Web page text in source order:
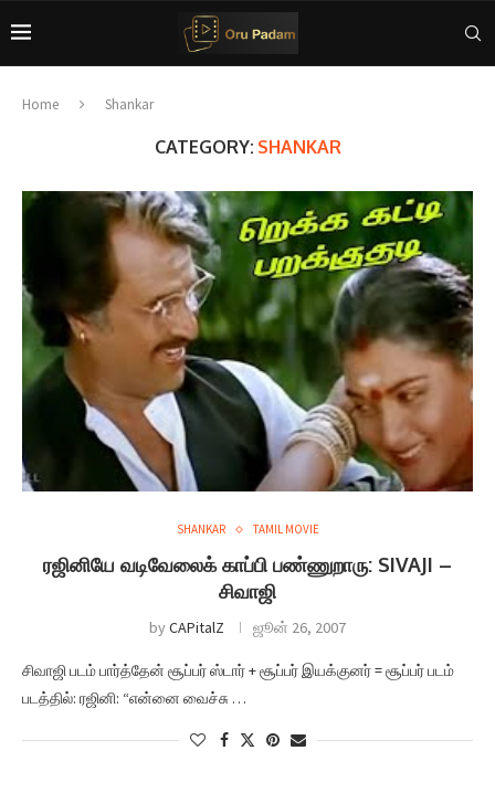
Home Shankar
CATEGORY: SHANKAR
SHANKAR TAMIL MOVIE
ரஜினியே வடிவேலைக் காப்பி பண்ணுறாரு: SIVAJI –
சிவாஜி
byCAPitalZ ஜூன் 26, 2007
சிவாஜி படம் பார்த்தேன் சூப்பர் ஸ்டார் + சூப்பர் இயக்குனர் = சூப்பர் படம்
படத்தில்: ரஜினி: “என்னை வைச்சு …